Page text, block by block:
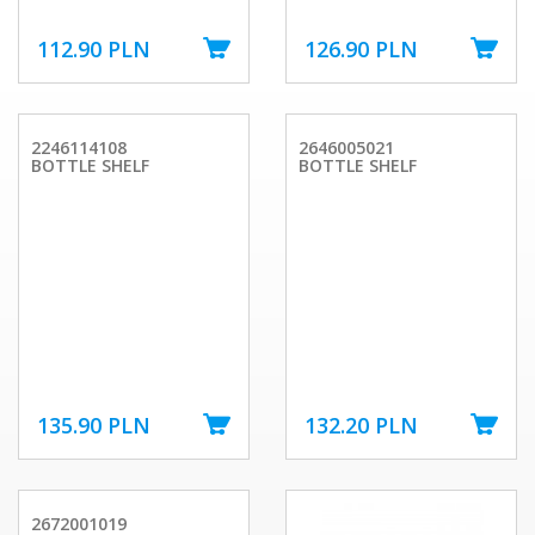
112.90 PLN 126.90 PLN
2246114108
BOTTLE SHELF
135.90 PLN
2646005021
BOTTLE SHELF
132.20 PLN
2672001019